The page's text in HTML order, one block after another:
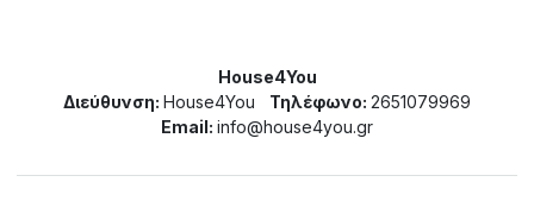
House4You
Διεύθυνση: House4You Τηλέφωνο: 2651079969
Email: info@house4you.gr